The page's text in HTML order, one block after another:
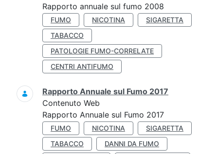
Rapporto annuale sul fumo 2008
FUMO NICOTINA
SIGARETTA
TABACCO
PATOLOGIE FUMO-CORRELATE
CENTRI ANTIFUMO
Rapporto Annuale sul Fumo 2017
Contenuto Web
Rapporto Annuale sul Fumo 2017
FUMO NICOTINA
SIGARETTA
TABACCO
DANNI DA FUMO